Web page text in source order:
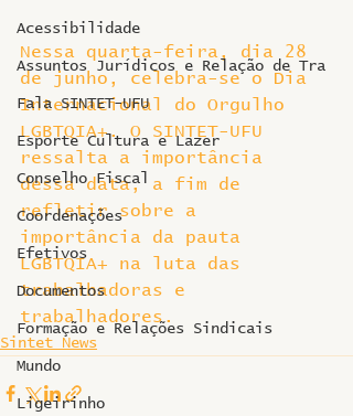
Acessibilidade
Assuntos Jurídicos e Relação de Tra
Fala SINTET-UFU
Esporte Cultura e Lazer
Conselho Fiscal
Coordenações
Efetivos
Documentos
Formação e Relações Sindicais
Mundo
Ligeirinho
Nessa quarta-feira, dia 28
de junho, celebra-se o Dia
Internacional do Orgulho
LGBTQIA+. O SINTET-UFU
ressalta a importância
dessa data, a fim de
refletir sobre a
importância da pauta
LGBTQIA+ na luta das
trabalhadoras e
trabalhadores.
Sintet News